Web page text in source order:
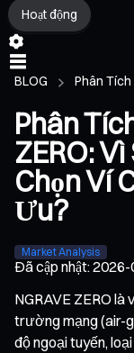
Hoạt động
BLOG Phân Tích
Phân
ZERO:
Chọn Ví
Ưu?
Market Analysis
Đã cập nhật:2026-
NGRAVE ZERO là
trường mạng (air-
độ ngoại tuyến,